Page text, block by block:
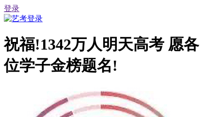
登录
祝福!1342万人明天高考 愿各
位学子金榜题名!